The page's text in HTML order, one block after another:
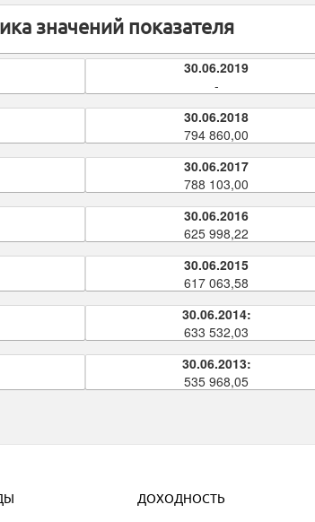
значений показателя
30.06.2019
-
30.06.2018
794 860,00
30.06.2017
788 103,00
30.06.2016
625 998,22
30.06.2015
617 063,58
30.06.2014:
633 532,03
30.06.2013:
535 968,05
ДОХОДНОСТЬ